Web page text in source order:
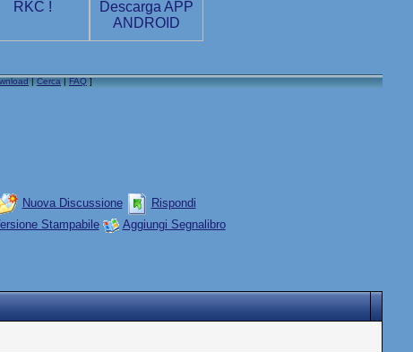
|Cerca|FAQ]
Nuova Discussione
Rispondi
Stampabile
Aggiungi Segnalibro